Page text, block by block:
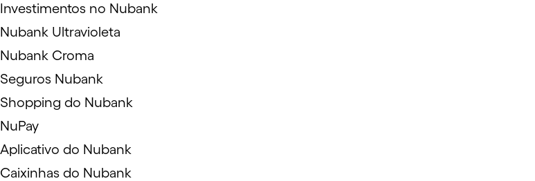
Investimentos no Nubank
Nubank Ultravioleta
Nubank Croma
Seguros Nubank
Shopping do Nubank
NuPay
Aplicativo do Nubank
Caixinhas do Nubank